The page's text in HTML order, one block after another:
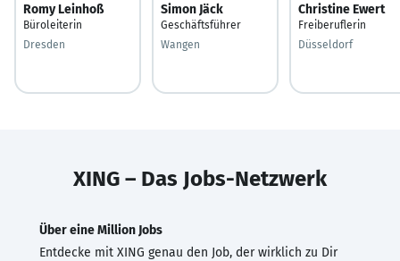
Romy Leinhoß
Büroleiterin
Dresden
Simon Jäck
Geschäftsführer
Wangen
Christine Ewert
Freiberuflerin
Düsseldorf
XING – Das Jobs-Netzwerk
Über eine Million Jobs
Entdecke mit XING genau den Job, der wirklich zu Dir